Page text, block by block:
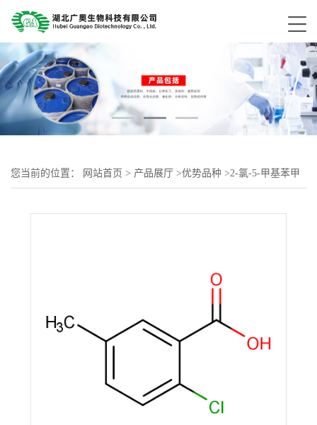
您当前的位置： 网站首页 > 产品展厅 >优势品种 >2-氯-5-甲基苯甲